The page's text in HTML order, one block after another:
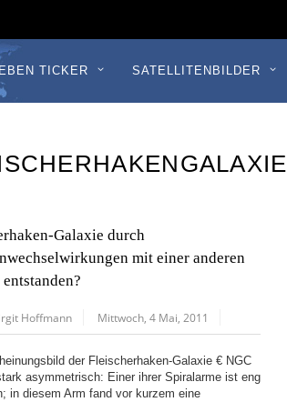
TICKER SATELLITENBILDER
Galaxie durch
mit einer anderen
Hoffmann Mittwoch, 4 Mai, 2011
der Fleischerhaken-Galaxie € NGC
asymmetrisch: Einer ihrer Spiralarme ist eng
in diesem Arm fand vor kurzem eine